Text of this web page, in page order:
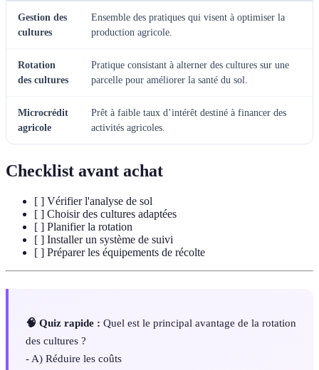
Gestion des
cultures
Ensemble des pratiques qui visent à optimiser la
production agricole.
Rotation
des cultures
Pratique consistant à alterner des cultures sur une
parcelle pour améliorer la santé du sol.
Microcrédit
agricole
Prêt à faible taux d’intérêt destiné à financer des
activités agricoles.
Checklist avant achat
[ ] Vérifier l'analyse de sol
[ ] Choisir des cultures adaptées
[ ] Planifier la rotation
[ ] Installer un système de suivi
[ ] Préparer les équipements de récolte
🧠 Quiz rapide : Quel est le principal avantage de la rotation
des cultures ?
- A) Réduire les coûts